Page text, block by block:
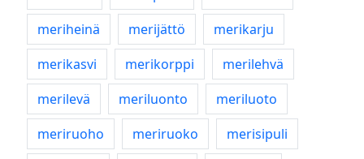
meriheinä
merijättö
merikarju
merikasvi
merikorppi
merilehvä
merilevä
meriluonto
meriluoto
meriruoho
meriruoko
merisipuli